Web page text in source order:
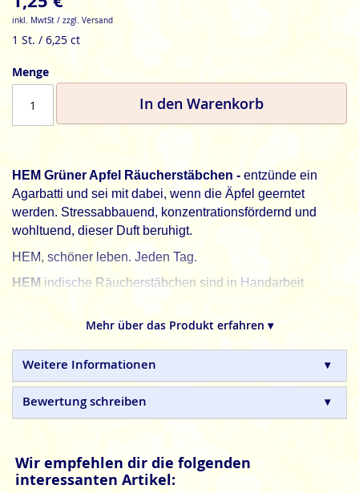
inkl. MwtSt / zzgl. Versand
1 St. / 6,25 ct
Menge
In den Warenkorb
HEM Grüner Apfel Räucherstäbchen - entzünde ein
Agarbatti und sei mit dabei, wenn die Äpfel geerntet
werden. Stressabbauend, konzentrationsfördernd und
wohltuend, dieser Duft beruhigt.
HEM, schöner leben. Jeden Tag.
HEM indische Räucherstäbchen sind in Handarbeit
petrochemische Zusätze.Mehr über das Produkt erfahren ▾
Weitere Informationen
Bewertung schreiben
Wir empfehlen dir die folgenden
interessanten Artikel: